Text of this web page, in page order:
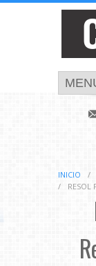
INICIO /
/
RESOL